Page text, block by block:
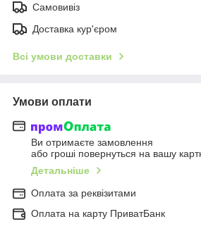
Самовивіз
Доставка кур'єром
Всі умови доставки
Умови оплати
Ви отримаєте замовлення
або гроші повернуться на вашу
Детальніше
Оплата за реквізитами
Оплата на карту ПриватБанк